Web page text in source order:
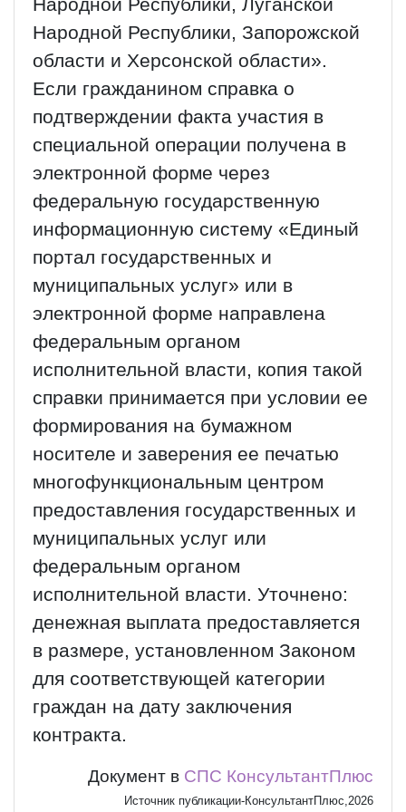
Народной Республики, Луганской
Народной Республики, Запорожской
области и Херсонской области».
Если гражданином справка о
подтверждении факта участия в
специальной операции получена в
электронной форме через
федеральную государственную
информационную систему «Единый
портал государственных и
муниципальных услуг» или в
электронной форме направлена
федеральным органом
исполнительной власти, копия такой
справки принимается при условии ее
формирования на бумажном
носителе и заверения ее печатью
многофункциональным центром
предоставления государственных и
муниципальных услуг или
федеральным органом
исполнительной власти. Уточнено:
денежная выплата предоставляется
в размере, установленном Законом
для соответствующей категории
граждан на дату заключения
контракта.
Документ в СПС КонсультантПлюс
Источник публикации-КонсультантПлюс,2026